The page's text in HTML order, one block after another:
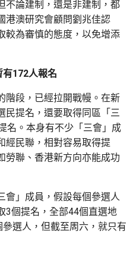
不論建制，還是非建制，都
港澳研究會顧問劉兆佳認
較為審慎的態度，以免增添
172人報名
階段，已經拉開戰幔。在新
民提名，還要取得同區「三
名。本身有不少「三會」成
經民聯，相對容易取得提
勞聯、香港新方向亦能成功
會」成員，假設每個參選人
3個提名，全部44個直選地
選人，但截至周六，就只有